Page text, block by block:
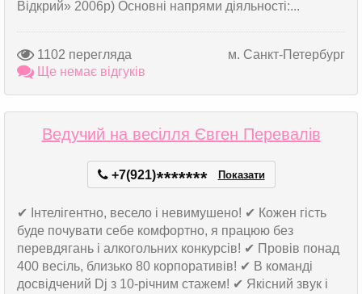
Відкрий» 2006р) Основні напрями діяльності:...
1102 перегляда
м. Санкт-Петербург
Ще немає відгуків
Ведучий на весілля Євген Перевалів
+7(921)******* Показати
✔ Інтелігентно, весело і невимушено! ✔ Кожен гість
буде почувати себе комфортно, я працюю без
перевдягань і алкогольних конкурсів! ✔ Провів понад
400 весіль, близько 80 корпоративів! ✔ В команді
досвідчений Dj з 10-річним стажем! ✔ Якісний звук і